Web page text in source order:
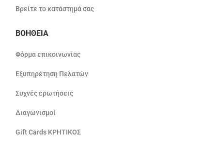
Βρείτε το κατάστημά σας
ΒΟΗΘΕΙΑ
Φόρμα επικοινωνίας
Εξυπηρέτηση Πελατών
Συχνές ερωτήσεις
Διαγωνισμοί
Gift Cards ΚΡΗΤΙΚΟΣ